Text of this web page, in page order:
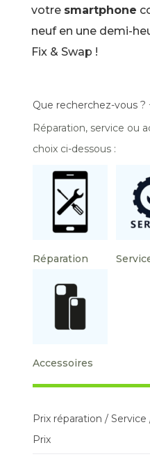
votre smartphone
neuf en une demi-
Fix & Swap !
Que recherchez-vous ?
Réparation, service ou
choix ci-dessous :
Réparation
Accessoires
Prix réparation / Service
Prix